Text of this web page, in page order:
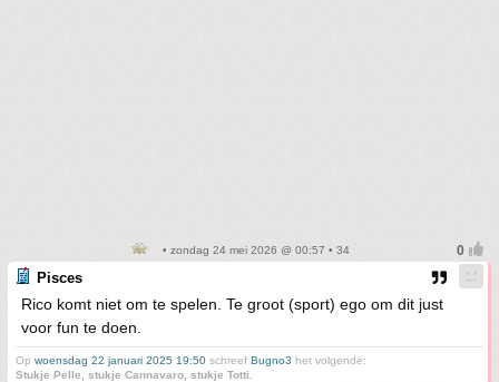
• zondag 24 mei 2026 @ 00:57 • 34
Pisces
Rico komt niet om te spelen. Te groot (sport) ego om dit just
voor fun te doen.
Op woensdag 22 januari 2025 19:50 schreef Bugno3 het volgende:
Stukje Pelle, stukje Cannavaro, stukje Totti.